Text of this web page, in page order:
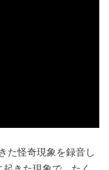
た怪奇現象を録音し